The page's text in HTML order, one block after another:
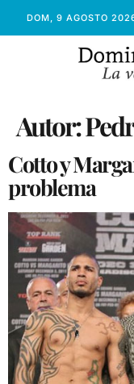
DOM, 9 AGOSTO
Autor:
Cotto y
problema